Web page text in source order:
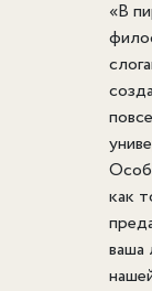
«В
как
ваша